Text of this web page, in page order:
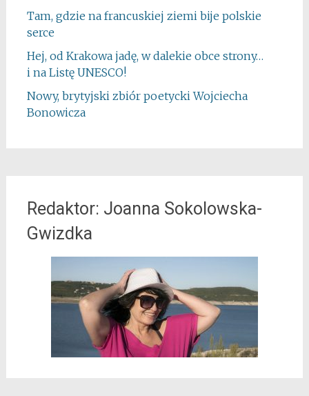
Tam, gdzie na francuskiej ziemi bije polskie
serce
Hej, od Krakowa jadę, w dalekie obce strony…
i na Listę UNESCO!
Nowy, brytyjski zbiór poetycki Wojciecha
Bonowicza
Redaktor: Joanna Sokolowska-
Gwizdka